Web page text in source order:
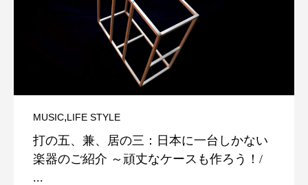
MUSIC,LIFE STYLE
打の五、兼、居の三：日本に一台しかない
楽器のご紹介 ～頑丈なケースも作ろう！/
...